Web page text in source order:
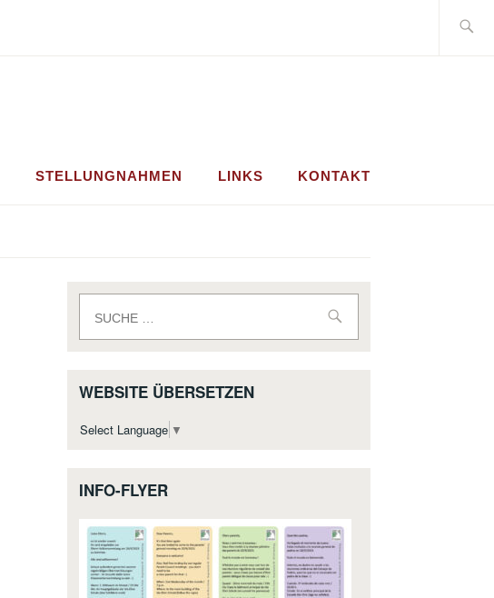
nach:
STELLUNGNAHMEN LINKS KONTAKT
Suche
nach:
WEBSITE ÜBERSETZEN
Select Language ▼
INFO-FLYER